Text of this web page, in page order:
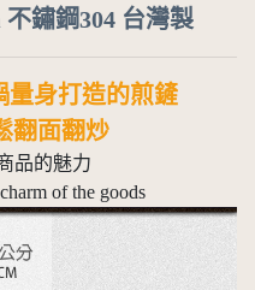
鏽鋼304 台灣製
量身打造的煎鏟
翻面翻炒
品的魅力
of the goods